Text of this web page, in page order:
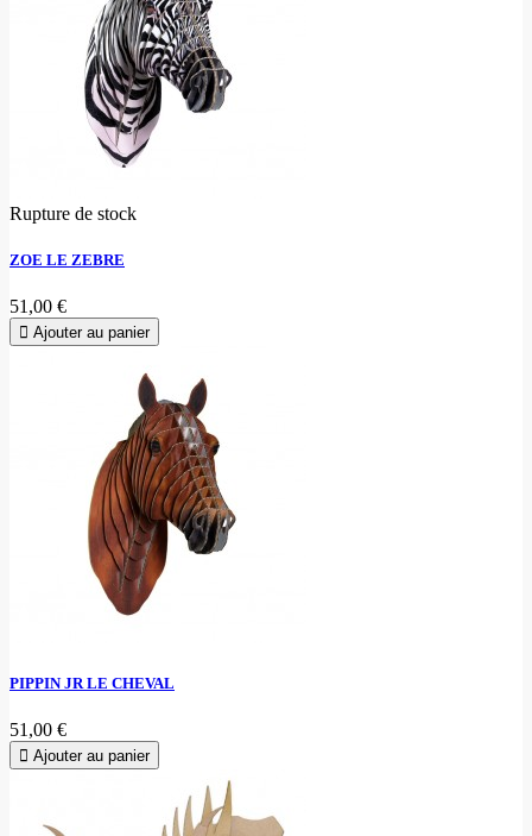
Rupture de stock
ZOE LE ZEBRE
51,00 €
Ajouter au panier
PIPPIN JR LE CHEVAL
51,00 €
Ajouter au panier